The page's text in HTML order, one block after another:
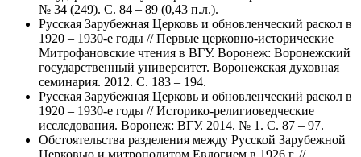
№ 34 (249). С. 84 – 89 (0,43 п.л.).
Русская Зарубежная Церковь и обновленческий раскол в
1920 – 1930-е годы // Первые церковно-исторические
Митрофановские чтения в ВГУ. Воронеж: Воронежский
государственный университет. Воронежская духовная
семинария. 2012. С. 183 – 194.
Русская Зарубежная Церковь и обновленческий раскол в
1920 – 1930-е годы // Историко-религиоведческие
исследования. Воронеж: ВГУ. 2014. № 1. С. 87 – 97.
Обстоятельства разделения между Русской Зарубежной
Церковью и митрополитом Евлогием в 1926 г. //